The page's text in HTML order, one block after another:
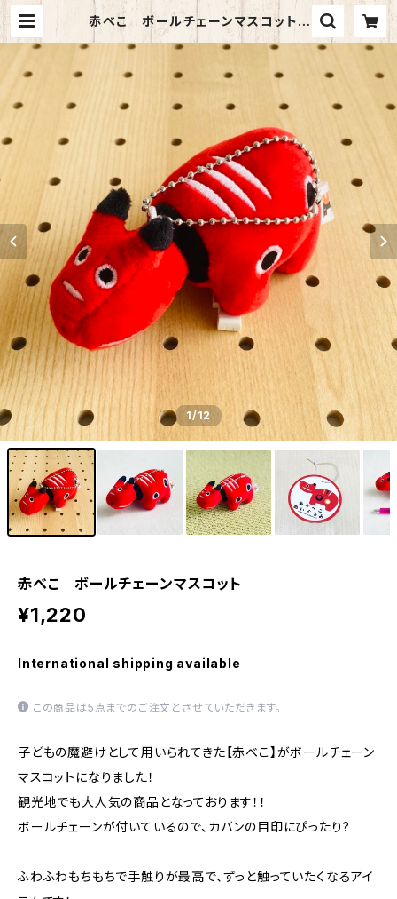
赤べこ ボールチェーンマスコット |
TORCH-Online Shop-
1/12
赤べこ ボールチェーンマスコット
¥1,220
International shipping available
この商品は5点までのご注文とさせていただきます。
子どもの魔避けとして用いられてきた【赤べこ】がボールチェーン
マスコットになりました！
観光地でも大人気の商品となっております！！
ボールチェーンが付いているので、カバンの目印にぴったり?
ふわふわもちもちで手触りが最高で、ずっと触っていたくなるアイ